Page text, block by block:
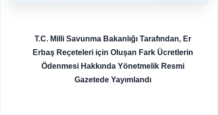
T.C. Milli Savunma Bakanlığı Tarafından, Er
Erbaş Reçeteleri için Oluşan Fark Ücretlerin
Ödenmesi Hakkında Yönetmelik Resmi
Gazetede Yayımlandı